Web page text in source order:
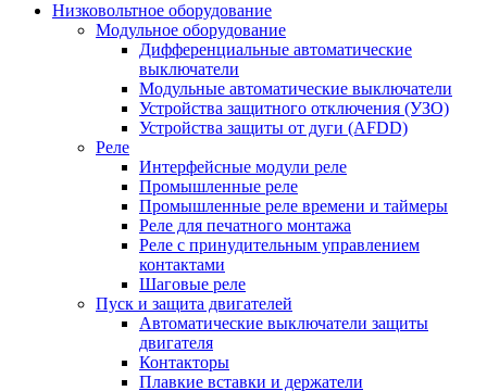
Низковольтное оборудование
Модульное оборудование
Дифференциальные автоматические
выключатели
Модульные автоматические выключатели
Устройства защитного отключения (УЗО)
Устройства защиты от дуги (AFDD)
Реле
Интерфейсные модули реле
Промышленные реле
Промышленные реле времени и таймеры
Реле для печатного монтажа
Реле с принудительным управлением
контактами
Шаговые реле
Пуск и защита двигателей
Автоматические выключатели защиты
двигателя
Контакторы
Плавкие вставки и держатели